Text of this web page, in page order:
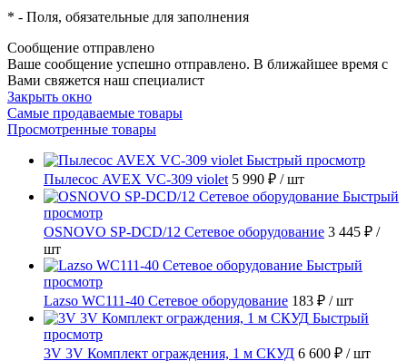
* - Поля, обязательные для заполнения
Сообщение отправлено
Ваше сообщение успешно отправлено. В ближайшее время с
Вами свяжется наш специалист
Закрыть окно
Самые продаваемые товары
Просмотренные товары
Быстрый просмотр
Пылесос AVEX VC-309 violet 5 990 ₽ / шт
Быстрый
просмотр
OSNOVO SP-DCD/12 Сетевое оборудование 3 445 ₽ /
шт
Быстрый
просмотр
Lazso WC111-40 Сетевое оборудование 183 ₽ / шт
Быстрый
просмотр
3V 3V Комплект ограждения, 1 м СКУД 6 600 ₽ / шт